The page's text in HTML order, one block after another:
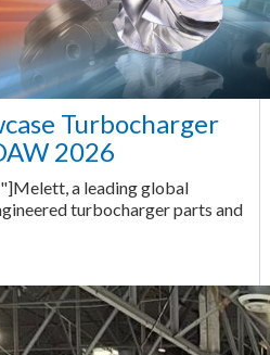
Turbocharger
2026
a leading global
turbocharger parts and